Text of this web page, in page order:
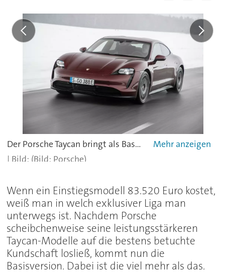
Der Porsche Taycan bringt als Basismodell die bis zu 350 kW/476 PS bestens auf die Straße - vorzugsweise bei trockenen Bedingungen.
(Bild: Porsche)
Wenn ein Einstiegsmodell 83.520 Euro kostet,
weiß man in welch exklusiver Liga man
unterwegs ist. Nachdem Porsche
scheibchenweise seine leistungsstärkeren
Taycan-Modelle auf die bestens betuchte
Kundschaft losließ, kommt nun die
Basisversion. Dabei ist die viel mehr als das.